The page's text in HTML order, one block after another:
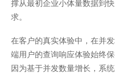
撑从最初企业小体量数据到
求。
在客户的真实体验中，在并
端用户的查询响应体验始终
因为基于并发数量增长，系